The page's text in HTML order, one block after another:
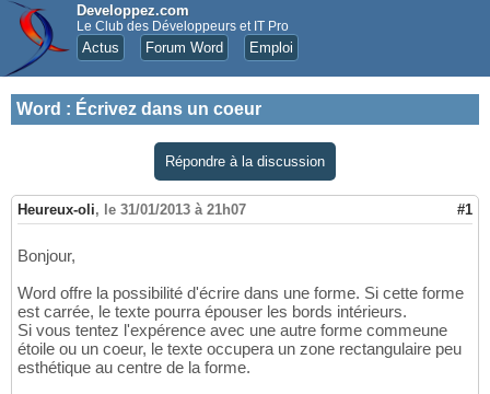
Developpez.com
Le Club des Développeurs et IT Pro
Actus Forum Word Emploi
Word : Écrivez dans un coeur
Répondre à la discussion
Heureux-oli, le 31/01/2013 à 21h07 #1
Bonjour,
Word offre la possibilité d'écrire dans une forme. Si cette forme
est carrée, le texte pourra épouser les bords intérieurs.
Si vous tentez l'expérence avec une autre forme commeune
étoile ou un coeur, le texte occupera un zone rectangulaire peu
esthétique au centre de la forme.